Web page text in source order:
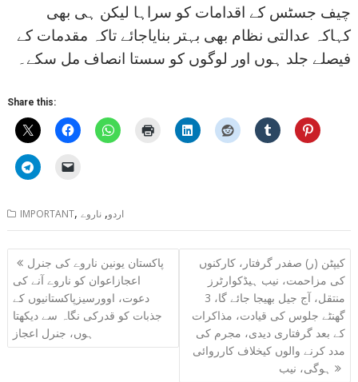
چیف جسٹس کے اقدامات کو سراہا لیکن ہی بھی
کہاکہ عدالتی نظام بھی بہتر بنایاجائے تاکہ مقدمات کے
فیصلے جلد ہوں اور لوگوں کو سستا انصاف مل سکے۔
Share this:
IMPORTANT, اردو, ناروے
Post
navigation
پاکستان یونین ناروے کی جنرل
اعجازاعوان کو ناروے آنے کی
دعوت، اوورسیزپاکستانیوں کے
جذبات کو قدرکی نگاہ سے دیکھتا
ہوں، جنرل اعجاز
کیپٹن (ر) صفدر گرفتار، کارکنوں
کی مزاحمت، نیب ہیڈکوارٹرز
منتقل، آج جیل بھیجا جائے گا، 3
گھنٹے جلوس کی قیادت، مذاکرات
کے بعد گرفتاری دیدی، مجرم کی
مدد کرنے والوں کیخلاف کارروائی
ہوگی، نیب